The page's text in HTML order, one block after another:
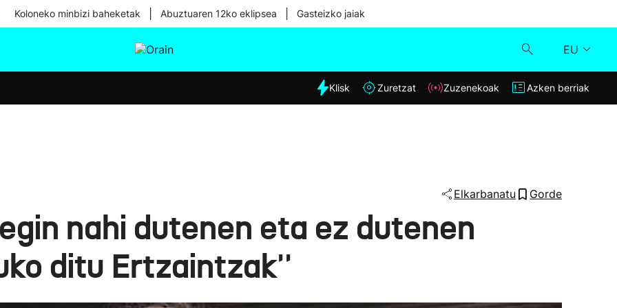
Koloneko minbizi baheketak Abuztuaren 12ko eklipsea Gasteizko jaiak
EU
Eguraldia
Klisk
Klisk Zuretzat Zuzenekoak Azken berriak
Elkarbanatu Gorde
nahi dutenen eta ez dutenen
ditu Ertzaintzak''